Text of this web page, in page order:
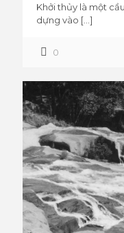
Khởi thủy là một
dựng vào […]
0